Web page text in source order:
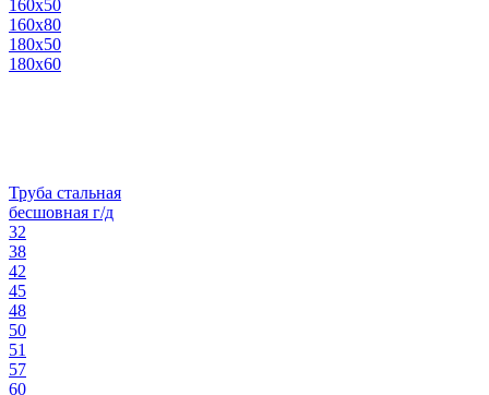
160х50
160х80
180х50
180х60
Труба стальная
бесшовная г/д
32
38
42
45
48
50
51
57
60